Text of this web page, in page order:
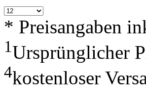
* Preisangaben
1Ursprünglicher
4kostenloser